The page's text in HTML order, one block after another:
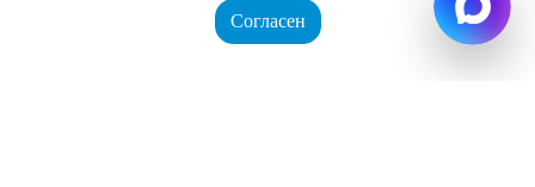
Корзина
Согласен